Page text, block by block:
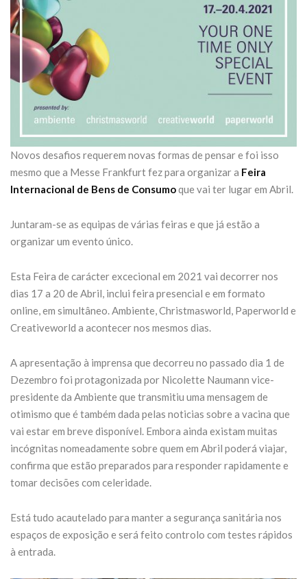
Novos desafios requerem novas formas de pensar e foi isso
mesmo que a Messe Frankfurt fez para organizar a Feira
Internacional de Bens de Consumoque vai ter lugar em Abril.
Juntaram-se as equipas de várias feiras e que já estão a
organizar um evento único.
Esta Feira de carácter excecional em 2021 vai decorrer nos
dias 17 a 20 de Abril, inclui feira presencial e em formato
online, em simultâneo. Ambiente, Christmasworld, Paperworld e
Creativeworld a acontecer nos mesmos dias.
A apresentação à imprensa que decorreu no passado dia 1 de
Dezembro foi protagonizada por Nicolette Naumann vice-
presidente da Ambiente que transmitiu uma mensagem de
otimismo que é também dada pelas noticias sobre a vacina que
vai estar em breve disponível. Embora ainda existam muitas
incógnitas nomeadamente sobre quem em Abril poderá viajar,
confirma que estão preparados para responder rapidamente e
tomar decisões com celeridade.
Está tudo acautelado para manter a segurança sanitária nos
espaços de exposição e será feito controlo com testes rápidos
à entrada.